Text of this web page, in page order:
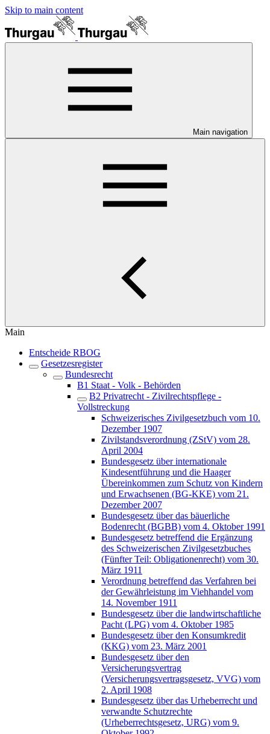
Skip to main content
Main navigation
Main
Entscheide RBOG
Gesetzesregister
Bundesrecht
B1 Staat - Volk - Behörden
B2 Privatrecht - Zivilrechtspflege -
Vollstreckung
Schweizerisches Zivilgesetzbuch vom 10.
Dezember 1907
Zivilstandsverordnung (ZStV) vom 28.
April 2004
Bundesgesetz über internationale
Kindesentführung und die Haager
Übereinkommen zum Schutz von Kindern
und Erwachsenen (BG-KKE) vom 21.
Dezember 2007
Bundesgesetz über das bäuerliche
Bodenrecht (BGBB) vom 4. Oktober 1991
Bundesgesetz betreffend die Ergänzung
des Schweizerischen Zivilgesetzbuches
(Fünfter Teil: Obligationenrecht) vom 30.
März 1911
Verordnung betreffend das Verfahren bei
der Gewährleistung im Viehhandel vom
14. November 1911
Bundesgesetz über die landwirtschaftliche
Pacht (LPG) vom 4. Oktober 1985
Bundesgesetz über den Konsumkredit
(KKG) vom 23. März 2001
Bundesgesetz über den
Versicherungsvertrag
(Versicherungsvertragsgesetz, VVG) vom
2. April 1908
Bundesgesetz über das Urheberrecht und
verwandte Schutzrechte
(Urheberrechtsgesetz, URG) vom 9.